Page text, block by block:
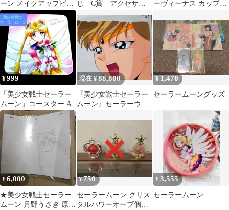
ーン メイクアップビュ
ーティミラー2 ４種
じ C賞 アクセサリ
ーヴィーナス カップに
¥999
「美少女戦士セーラー
ムーン」コースター A
現在 ¥88,800
『美少女戦士セーラー
ムーン』セーラーウラ
¥ 1,470
セーラームーングッズ
¥6,000
★美少女戦士セーラー
ムーン 月野うさぎ 原画
¥750
セーラームーン クリス
タルパワーオーブ個セ
¥3,555
セーラームーン